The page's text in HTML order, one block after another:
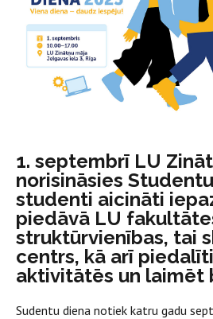
1. septembrī LU
norisināsies
studenti aicināti
piedāvā LU
struktūrvienības, tai
centrs, kā arī
aktivitātēs un laimēt
Sudentu diena notiek katru gadu